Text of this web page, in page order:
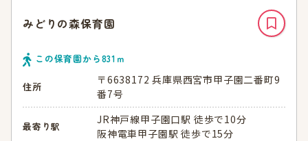
みどりの森保育園
この保育園から831 ｍ
住所
〒6638172 兵庫県西宮市甲子園二番町9
番7号
最寄り駅
JR神戸線甲子園口駅 徒歩で10分
阪神電車甲子園駅 徒歩で15分